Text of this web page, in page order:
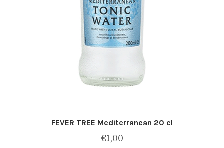
FEVER TREE Mediterranean 20 cl
€1,00